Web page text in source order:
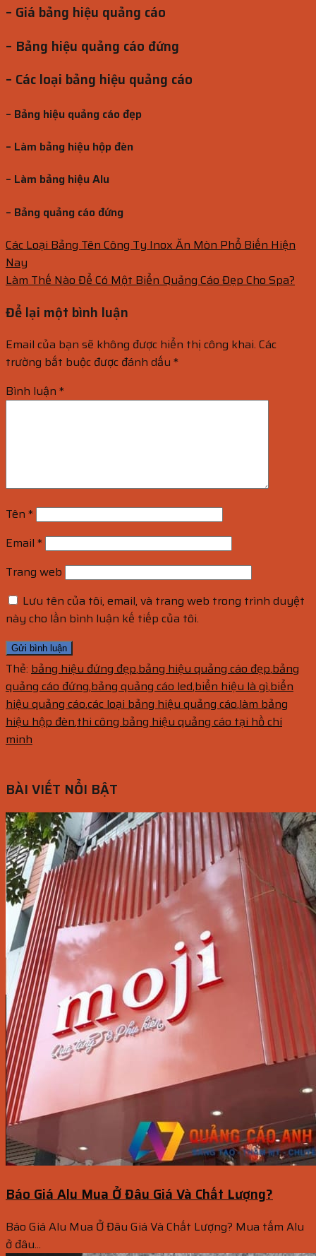
– Giá bảng hiệu quảng cáo
– Bảng hiệu quảng cáo đứng
– Các loại bảng hiệu quảng cáo
– Bảng hiệu quảng cáo đẹp
– Làm bảng hiệu hộp đèn
– Làm bảng hiệu Alu
– Bảng quảng cáo đứng
Các Loại Bảng Tên Công Ty Inox Ăn Mòn Phổ Biến Hiện
Nay
Làm Thế Nào Để Có Một Biển Quảng Cáo Đẹp Cho Spa?
Để lại một bình luận
Email của bạn sẽ không được hiển thị công khai. Các
trường bắt buộc được đánh dấu *
Bình luận *
Tên *
Email *
Trang web
Lưu tên của tôi, email, và trang web trong trình duyệt
này cho lần bình luận kế tiếp của tôi.
Thẻ: bảng hiệu đứng đẹp,bảng hiệu quảng cáo đẹp,bảng
quảng cáo đứng,bảng quảng cáo led,biển hiệu là gì,biển
hiệu quảng cáo,các loại bảng hiệu quảng cáo,làm bảng
hiệu hộp đèn,thi công bảng hiệu quảng cáo tại hồ chí
minh
BÀI VIẾT NỔI BẬT
Báo Giá Alu Mua Ở Đâu Giá Và Chất Lượng?
Báo Giá Alu Mua Ở Đâu Giá Và Chất Lượng? Mua tấm Alu
ở đâu...